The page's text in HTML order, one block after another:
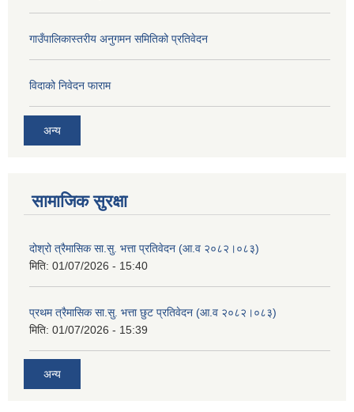
गाउँपालिकास्तरीय अनुगमन समितिको प्रतिवेदन
विदाको निवेदन फाराम
अन्य
सामाजिक सुरक्षा
दोश्रो त्रैमासिक सा.सु. भत्ता प्रतिवेदन (आ.व २०८२।०८३)
मिति: 01/07/2026 - 15:40
प्रथम त्रैमासिक सा.सु. भत्ता छुट प्रतिवेदन (आ.व २०८२।०८३)
मिति: 01/07/2026 - 15:39
अन्य